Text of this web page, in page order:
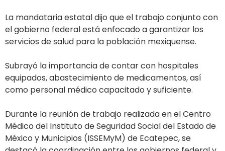
La mandataria estatal dijo que el trabajo conjunto con
el gobierno federal está enfocado a garantizar los
servicios de salud para la población mexiquense.
Subrayó la importancia de contar con hospitales
equipados, abastecimiento de medicamentos, así
como personal médico capacitado y suficiente.
Durante la reunión de trabajo realizada en el Centro
Médico del Instituto de Seguridad Social del Estado de
México y Municipios (ISSEMyM) de Ecatepec, se